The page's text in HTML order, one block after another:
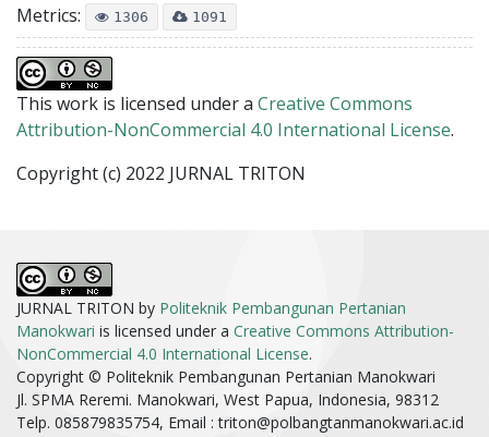
Metrics: 1306 1091
This work is licensed under a Creative Commons
Attribution-NonCommercial 4.0 International License.
Copyright (c) 2022 JURNAL TRITON
JURNAL TRITON by Politeknik Pembangunan Pertanian
Manokwari is licensed under a Creative Commons Attribution-
NonCommercial 4.0 International License.
Copyright © Politeknik Pembangunan Pertanian Manokwari
Jl. SPMA Reremi. Manokwari, West Papua, Indonesia, 98312
Telp. 085879835754, Email :triton@polbangtanmanokwari.ac.id